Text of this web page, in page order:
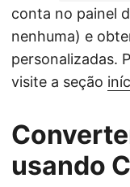
conta no painel
nenhuma) e
personalizadas.
visite a seção
usando